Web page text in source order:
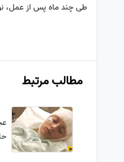
طی چند ماه پس از عمل،
مطالب مرتبط